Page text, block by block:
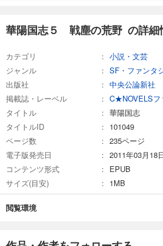
華陽国志５ 戦塵の荒野 の詳細
カテゴリ
小説・文芸
ジャンル
SF・ファンタ
出版社
中央公論新社
掲載誌・レーベル
C★NOVELSフ
タイトル
華陽国志
タイトルID
101049
ページ数
235ページ
電子版発売日
2011年03月18
コンテンツ形式
EPUB
サイズ(目安)
1MB
閲覧環境